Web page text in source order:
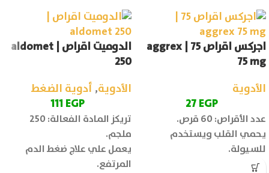
اجركس اقراص 75 | aggrex
75 mg
الأدوية
27EGP
عدد الأقراص: 60 قرص.
يحمي القلب ويستخدم
للسيولة.
الدوميت اقراص | aldomet
250
الأدوية, أدوية الضغط
111EGP
تريكز المادة الفعالة: 250
ملجم.
يعمل علي علاج ضغط الدم
المرتفع.